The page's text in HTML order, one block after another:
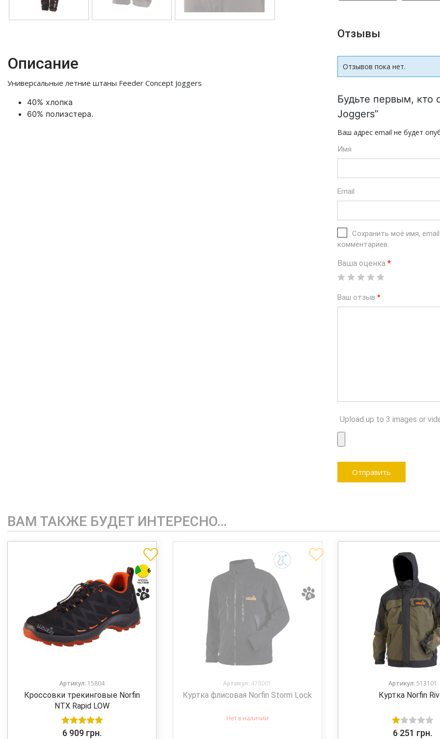
Описание
Универсальные летние штаны Feeder Concept Joggers
40% хлопка
60% полиэстера.
Отзывы
Отзывов пока нет.
Будьте первым, кто
Joggers”
Ваш адрес email не будет
Имя
Email
Сохранить моё имя,
комментариев.
Ваша оценка *
Ваш отзыв *
Upload up to 3 images or
ВАМ ТАКЖЕ БУДЕТ ИНТЕРЕСНО…
Артикул: 15804
Кроссовки трекинговые Norfin
NTX Rapid LOW
Оценка5.00
6 909 грн.
Артикул: 478001
Куртка флисовая Norfin Storm Lock
Нет в наличии
Артикул: 513101
Куртка Norfin
Оценка
6 251 грн.